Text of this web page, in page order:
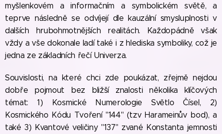
myšlenkovém a informačním a symbolickém světě, a
teprve následně se odvíjejí dle kauzální smysluplnosti v
dalších hrubohmotnějších realitách. Každopádně však
vždy a vše dokonale ladí také i z hlediska symboliky, což je
jedna ze základních řečí Univerza.
Souvislosti, na které chci zde poukázat, zřejmě nejdou
dobře pojmout bez bližší znalosti několika klíčových
témat: 1) Kosmické Numerologie Světlo Čísel, 2)
Kosmického Kódu Tvoření "144" (tzv Harameinův bod), a
také 3) Kvantové veličiny "137" zvané Konstanta jemnosti